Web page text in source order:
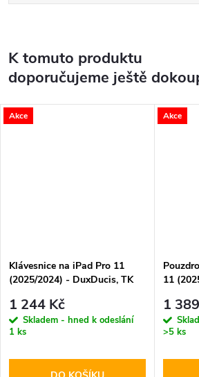
K tomuto produktu
doporučujeme ještě
Akce
Klávesnice na iPad Pro 11
(2025/2024) - DuxDucis, TK
1 244 Kč
Skladem - hned k odeslání
1 ks
Akce
11
Magenta
1
>5 ks